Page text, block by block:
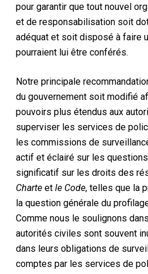
pour garantir que tout nouvel
et de responsabilisation soit
adéquat et soit disposé à faire
pourraient lui être conférés.
Notre principale
du gouvernement soit modifié
pouvoirs plus étendus aux
superviser les services de
les commissions de
actif et éclairé sur les
significatif sur les droits des
Charteet le Code, telles que la
la question générale du
Comme nous le soulignons
autorités civiles sont souvent
dans leurs obligations de
comptes par les services de